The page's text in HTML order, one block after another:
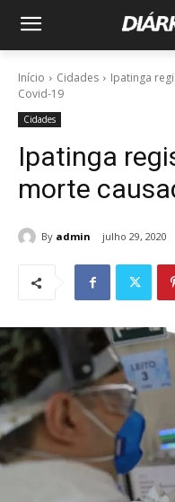
Início Cidades
Ipatinga
Covid-19
Cidades
Ipatinga
morte
By admin julho 29, 2020